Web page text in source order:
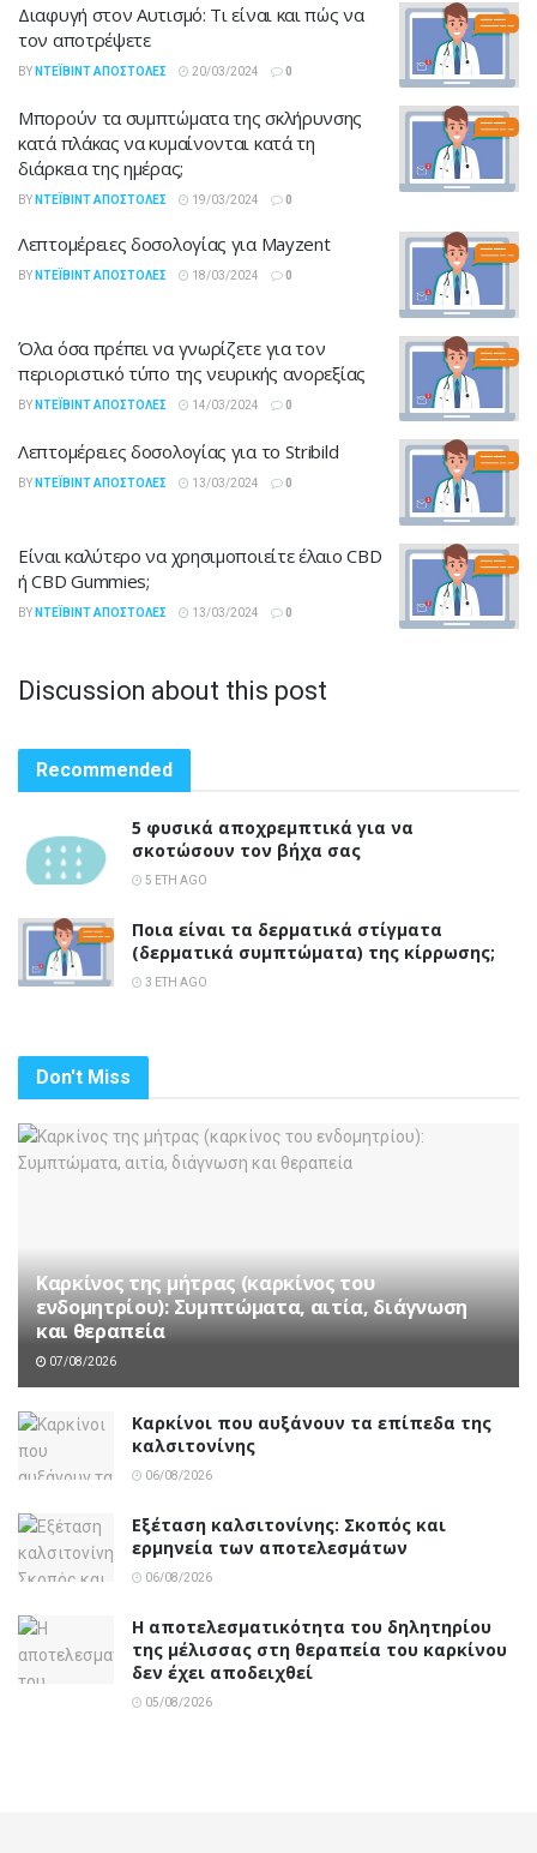
Διαφυγή στον Αυτισμό: Τι είναι και πώς να
τον αποτρέψετε
BY ΝΤΈΙΒΙΝΤ ΑΠΟΣΤΌΛΕΣ 20/03/2024 0
Μπορούν τα συμπτώματα της σκλήρυνσης
κατά πλάκας να κυμαίνονται κατά τη
διάρκεια της ημέρας;
BY ΝΤΈΙΒΙΝΤ ΑΠΟΣΤΌΛΕΣ 19/03/2024 0
Λεπτομέρειες δοσολογίας για Mayzent
BY ΝΤΈΙΒΙΝΤ ΑΠΟΣΤΌΛΕΣ 18/03/2024 0
Όλα όσα πρέπει να γνωρίζετε για τον
περιοριστικό τύπο της νευρικής ανορεξίας
BY ΝΤΈΙΒΙΝΤ ΑΠΟΣΤΌΛΕΣ 14/03/2024 0
Λεπτομέρειες δοσολογίας για το Stribild
BY ΝΤΈΙΒΙΝΤ ΑΠΟΣΤΌΛΕΣ 13/03/2024 0
Είναι καλύτερο να χρησιμοποιείτε έλαιο CBD
ή CBD Gummies;
BY ΝΤΈΙΒΙΝΤ ΑΠΟΣΤΌΛΕΣ 13/03/2024 0
Discussion about this post
Recommended
5 φυσικά αποχρεμπτικά για να
σκοτώσουν τον βήχα σας
5 ΈΤΗ AGO
Ποια είναι τα δερματικά στίγματα
(δερματικά συμπτώματα) της κίρρωσης;
3 ΈΤΗ AGO
Don't Miss
Καρκίνος της μήτρας (καρκίνος του
ενδομητρίου): Συμπτώματα, αιτία, διάγνωση
και θεραπεία
07/08/2026
Καρκίνοι που αυξάνουν τα επίπεδα της
καλσιτονίνης
06/08/2026
Εξέταση καλσιτονίνης: Σκοπός και
ερμηνεία των αποτελεσμάτων
06/08/2026
Η αποτελεσματικότητα του δηλητηρίου
της μέλισσας στη θεραπεία του καρκίνου
δεν έχει αποδειχθεί
05/08/2026